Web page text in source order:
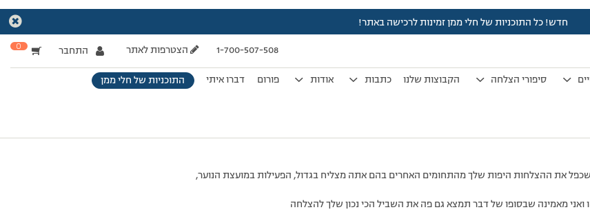
חדש! כל התוכניות של חלי ממן זמינות לרכישה באתר!
1-700-507-508 הצטרפות לאתר התחבר 0
סיפורי הצלחה הקבוצות שלנו כתבות אודות פורום דברו איתי התוכניות של חלי ממן
את ההצלחות היפות שלך מהתחומים האחרים בהם אתה מצליח בגדול, הפעילות במועצת הנוער,
מאמינה שבסופו של דבר תמצא גם פה את השביל הכי נכון שלך להצלחה